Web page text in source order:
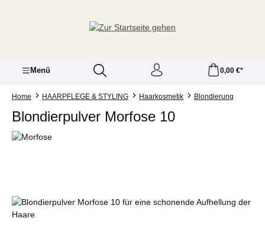
Menü 0,00 €*
Home HAARPFLEGE & STYLING Haarkosmetik Blondierung
Blondierpulver Morfose 10
Bildergalerie überspringen